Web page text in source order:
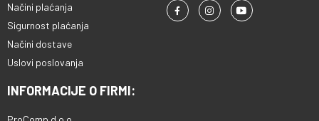
Načini plaćanja
Sigurnost plaćanja
Načini dostave
Uslovi poslovanja
INFORMACIJE O FIRMI: